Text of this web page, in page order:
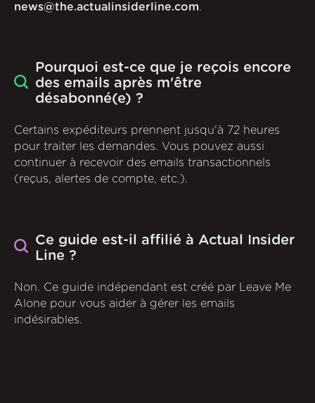
news@the.actualinsiderline.com.
Pourquoi est-ce que je reçois encore
des emails après m'être
désabonné(e) ?
Certains expéditeurs prennent jusqu'à 72 heures
pour traiter les demandes. Vous pouvez aussi
continuer à recevoir des emails transactionnels
(reçus, alertes de compte, etc.).
Ce guide est-il affilié à Actual Insider
Line ?
Non. Ce guide indépendant est créé par Leave Me
Alone pour vous aider à gérer les emails
indésirables.